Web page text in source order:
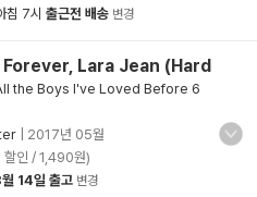
침 7시 출근전 배송 변경
Lara Jean (Hard
the Boys I've Loved Before 6
2017년 05월
할인 / 1,490원)
14일 출고 변경